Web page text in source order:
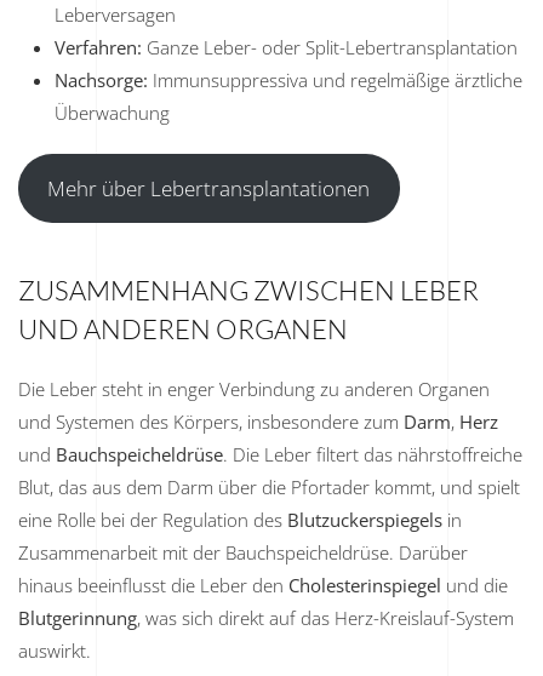
Leberversagen
Verfahren: Ganze Leber- oder Split-Lebertransplantation
Nachsorge: Immunsuppressiva und regelmäßige ärztliche
Überwachung
Mehr über Lebertransplantationen
ZUSAMMENHANG ZWISCHEN LEBER
UND ANDEREN ORGANEN
Die Leber steht in enger Verbindung zu anderen Organen
und Systemen des Körpers, insbesondere zum Darm, Herz
und Bauchspeicheldrüse. Die Leber filtert das nährstoffreiche
Blut, das aus dem Darm über die Pfortader kommt, und spielt
eine Rolle bei der Regulation des Blutzuckerspiegels in
Zusammenarbeit mit der Bauchspeicheldrüse. Darüber
hinaus beeinflusst die Leber den Cholesterinspiegel und die
Blutgerinnung, was sich direkt auf das Herz-Kreislauf-System
auswirkt.